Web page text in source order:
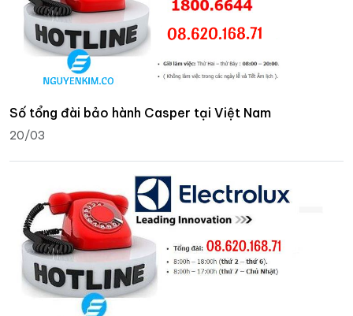
Số tổng đài bảo hành Casper tại Việt Nam
20/03